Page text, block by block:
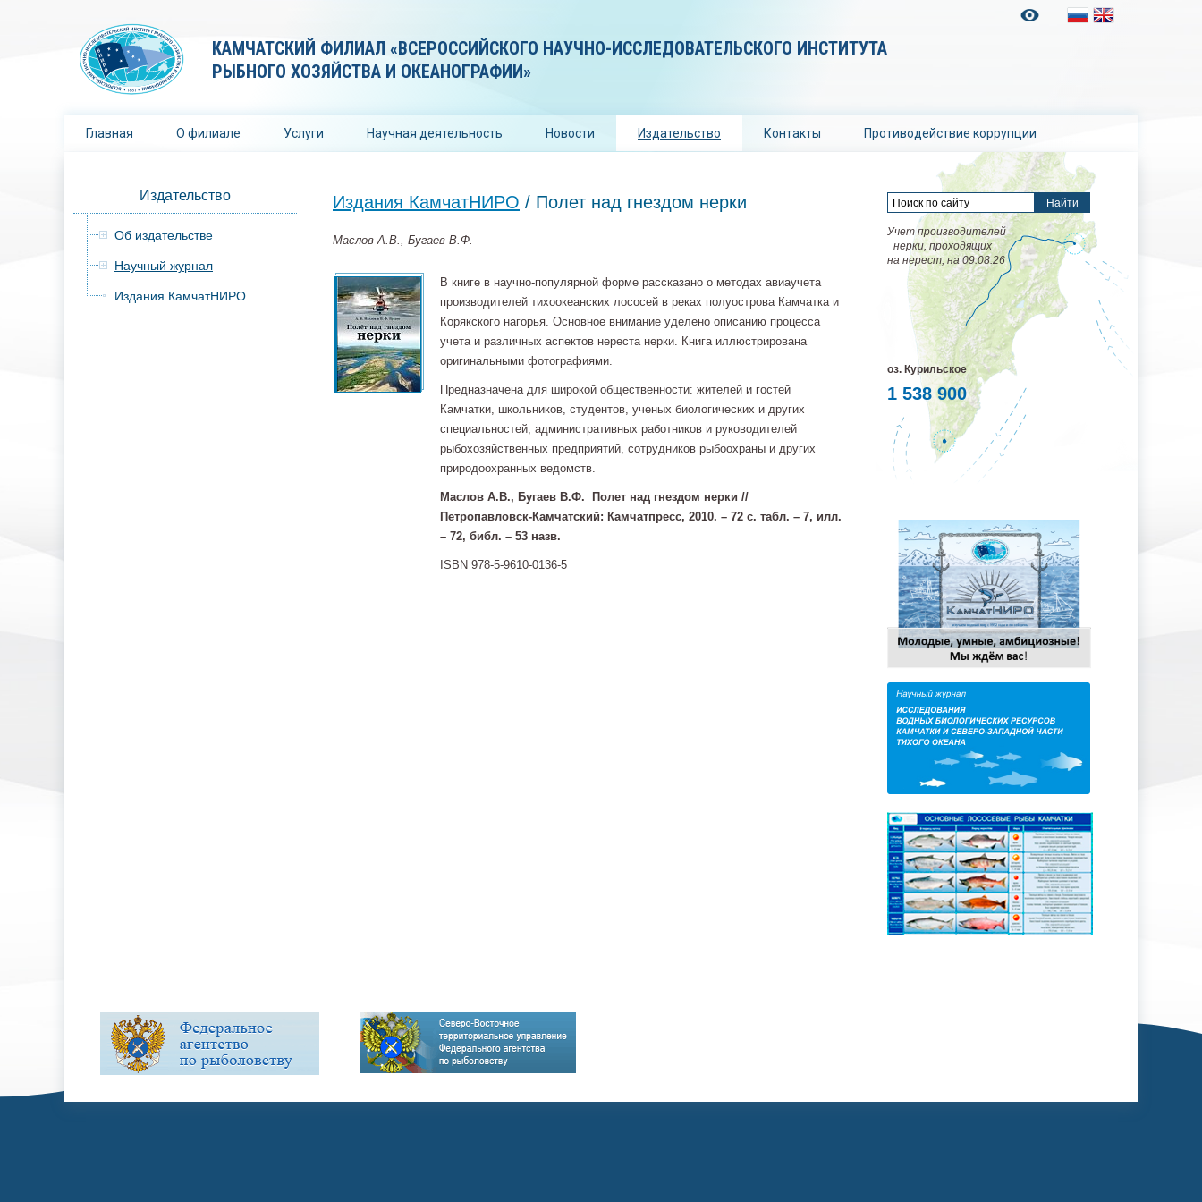
КАМЧАТСКИЙ ФИЛИАЛ «ВСЕРОССИЙСКОГО НАУЧНО-ИССЛЕДОВАТЕЛЬСКОГО ИНСТИТУТА
РЫБНОГО ХОЗЯЙСТВА И ОКЕАНОГРАФИИ»
Главная О филиале Услуги Научная деятельность Новости Издательство Контакты Противодействие коррупции
Издательство
Об издательстве
Научный журнал
Издания КамчатНИРО
Издания КамчатНИРО / Полет над гнездом нерки
Маслов А.В., Бугаев В.Ф.
В книге в научно-популярной форме рассказано о методах авиаучета
производителей тихоокеанских лососей в реках полуострова Камчатка и
Корякского нагорья. Основное внимание уделено описанию процесса
учета и различных аспектов нереста нерки. Книга иллюстрирована
оригинальными фотографиями.
Предназначена для широкой общественности: жителей и гостей
Камчатки, школьников, студентов, ученых биологических и других
специальностей, административных работников и руководителей
рыбохозяйственных предприятий, сотрудников рыбоохраны и других
природо­охранных ведомств.
Маслов А.В., Бугаев В.Ф. Полет над гнездом нерки //
Петропавловск-Камчатский: Камчатпресс, 2010. – 72 с. табл. – 7, илл.
– 72, библ. – 53 назв.
ISBN 978-5-9610-0136-5
Учет производителей
нерки, проходящих
на нерест, на 09.08.26
оз. Курильское
1 538 900